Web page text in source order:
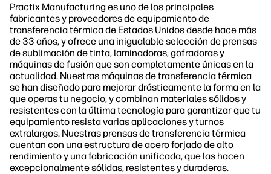
Practix Manufacturing es uno de los principales
fabricantes y proveedores de equipamiento de
transferencia térmica de Estados Unidos desde hace más
de 33 años, y ofrece una inigualable selección de prensas
de sublimación de tinta, laminadoras, gofradoras y
máquinas de fusión que son completamente únicas en la
actualidad. Nuestras máquinas de transferencia térmica
se han diseñado para mejorar drásticamente la forma en la
que operas tu negocio, y combinan materiales sólidos y
resistentes con la última tecnología para garantizar que tu
equipamiento resista varias aplicaciones y turnos
extralargos. Nuestras prensas de transferencia térmica
cuentan con una estructura de acero forjado de alto
rendimiento y una fabricación unificada, que las hacen
excepcionalmente sólidas, resistentes y duraderas.